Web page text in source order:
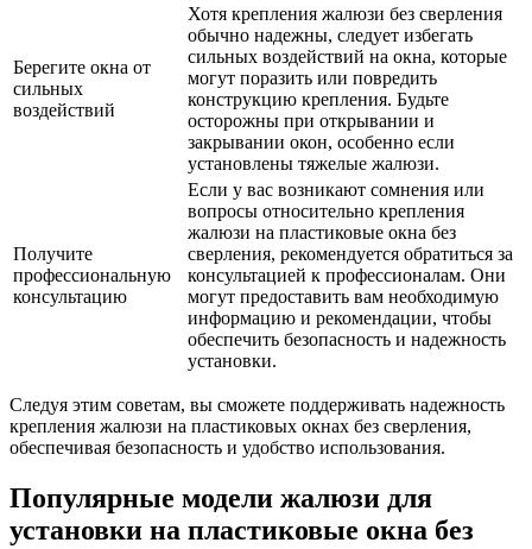
Берегите окна от
сильных
воздействий
Хотя крепления жалюзи без сверления
обычно надежны, следует избегать
сильных воздействий на окна, которые
могут поразить или повредить
конструкцию крепления. Будьте
осторожны при открывании и
закрывании окон, особенно если
установлены тяжелые жалюзи.
Получите
профессиональную
консультацию
Если у вас возникают сомнения или
вопросы относительно крепления
жалюзи на пластиковые окна без
сверления, рекомендуется обратиться за
консультацией к профессионалам. Они
могут предоставить вам необходимую
информацию и рекомендации, чтобы
обеспечить безопасность и надежность
установки.
Следуя этим советам, вы сможете поддерживать надежность
крепления жалюзи на пластиковых окнах без сверления,
обеспечивая безопасность и удобство использования.
Популярные модели жалюзи для
установки на пластиковые окна без